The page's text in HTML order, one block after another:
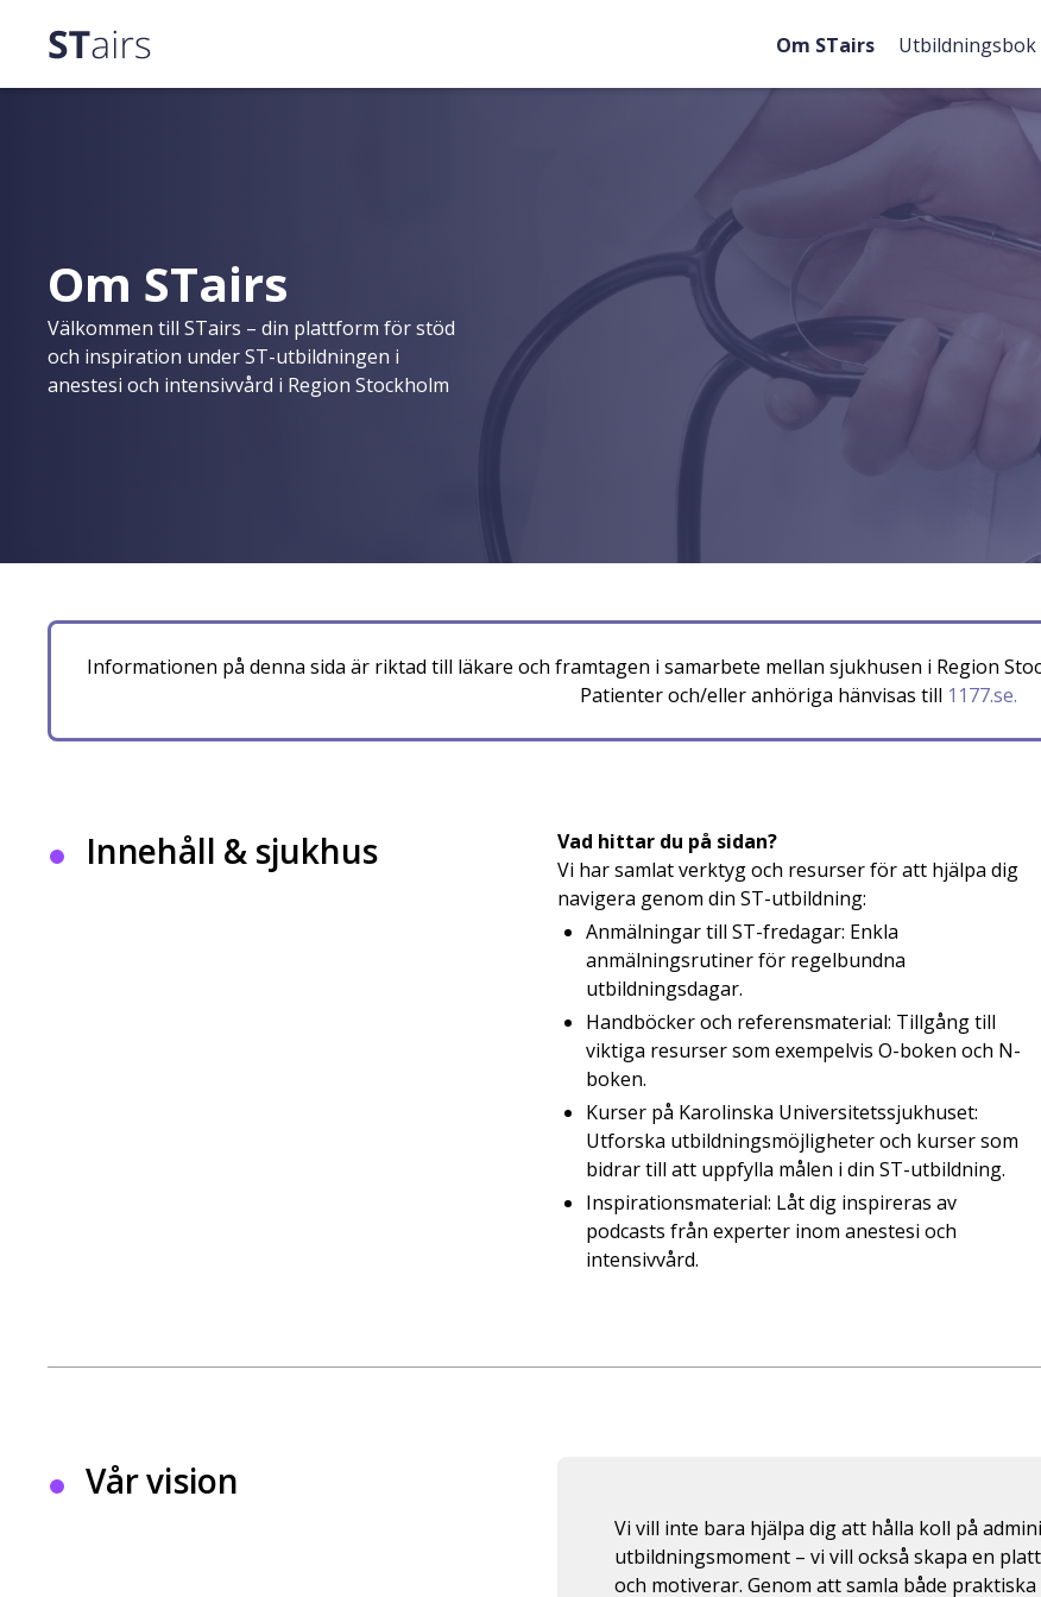
Om STairs Utbildningsbok
Om STairs
Välkommen till STairs – din plattform för stöd
och inspiration under ST-utbildningen i
anestesi och intensivvård i Region Stockholm
Informationen på denna sida är riktad till läkare och framtagen i samarbete mellan sjukhusen i Region
Patienter och/eller anhöriga hänvisas till 1177.se.
Innehåll & sjukhus
Vad hittar du på sidan?
Vi har samlat verktyg och resurser för att hjälpa dig
navigera genom din ST-utbildning:
Anmälningar till ST-fredagar: Enkla
anmälningsrutiner för regelbundna
utbildningsdagar.
Handböcker och referensmaterial: Tillgång till
viktiga resurser som exempelvis O-boken och N-
boken.
Kurser på Karolinska Universitetssjukhuset:
Utforska utbildningsmöjligheter och kurser som
bidrar till att uppfylla målen i din ST-utbildning.
Inspirationsmaterial: Låt dig inspireras av
podcasts från experter inom anestesi och
intensivvård.
Vår vision
Vi vill inte bara hjälpa dig att hålla koll på
utbildningsmoment – vi vill också skapa en
och motiverar. Genom att samla både